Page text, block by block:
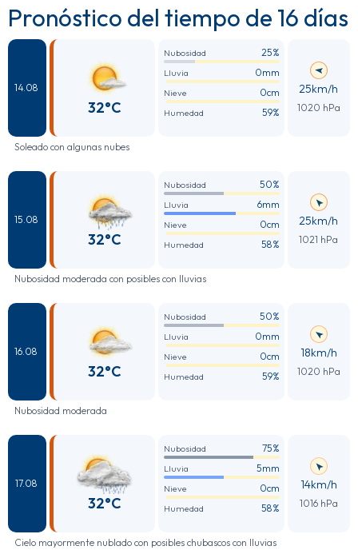
Pronóstico del tiempo de 16 días
14.08
32°C
Nubosidad 25%
Lluvia 0mm
Nieve 0cm
Humedad 59%
25km/h
1020 hPa
Soleado con algunas nubes
15.08
32°C
Nubosidad 50%
Lluvia 6mm
Nieve 0cm
Humedad 58%
25km/h
1021 hPa
Nubosidad moderada con posibles con lluvias
16.08
32°C
Nubosidad 50%
Lluvia 0mm
Nieve 0cm
Humedad 59%
18km/h
1020 hPa
Nubosidad moderada
17.08
32°C
Nubosidad 75%
Lluvia 5mm
Nieve 0cm
Humedad 58%
14km/h
1016 hPa
Cielo mayormente nublado con posibles chubascos con lluvias